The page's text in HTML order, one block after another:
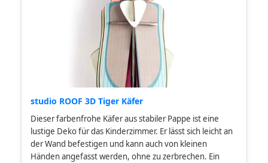
studio ROOF 3D Tiger Käfer
Dieser farbenfrohe Käfer aus stabiler Pappe ist eine
lustige Deko für das Kinderzimmer. Er lässt sich leicht an
der Wand befestigen und kann auch von kleinen
Händen angefasst werden, ohne zu zerbrechen. Ein